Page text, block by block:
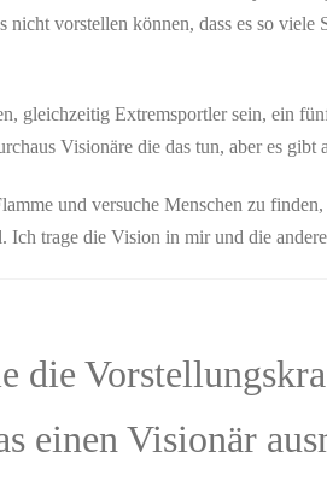
vorstellen können, dass es so
gleichzeitig Extremsportler sein, ein
Visionäre die das tun, aber es gibt
und versuche Menschen zu
Ich trage die Vision in mir und die
die
einen Visionär